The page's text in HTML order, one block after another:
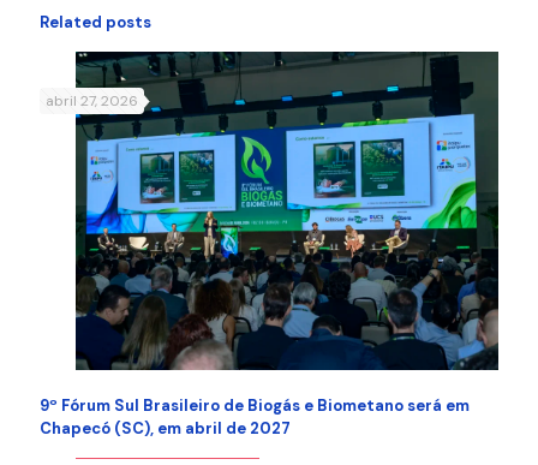
Related posts
abril 27, 2026
9º Fórum Sul Brasileiro de Biogás e Biometano será em
Chapecó (SC), em abril de 2027